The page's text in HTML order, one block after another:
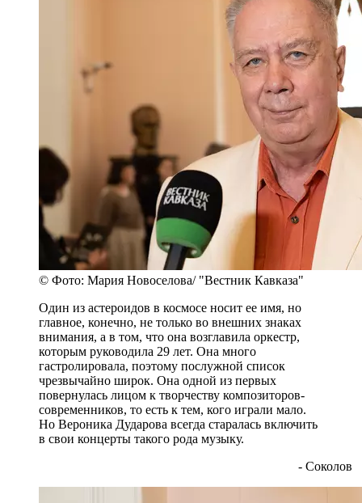
© Фото: Мария Новоселова/ "Вестник Кавказа"
Один из астероидов в космосе носит ее имя, но
главное, конечно, не только во внешних знаках
внимания, а в том, что она возглавила оркестр,
которым руководила 29 лет. Она много
гастролировала, поэтому послужной список
чрезвычайно широк. Она одной из первых
повернулась лицом к творчеству композиторов-
современников, то есть к тем, кого играли мало.
Но Вероника Дударова всегда старалась включить
в свои концерты такого рода музыку.
- Соколов